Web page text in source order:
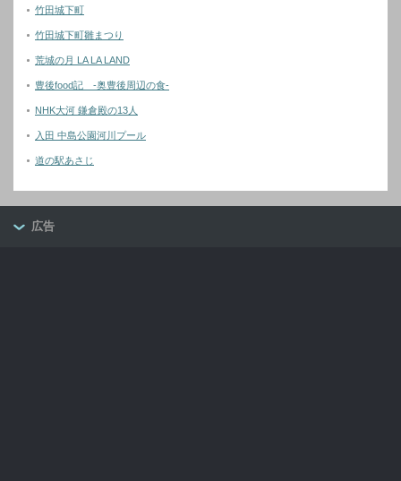
竹田城下町
竹田城下町雛まつり
荒城の月 LA LA LAND
豊後food記 -奥豊後周辺の食-
NHK大河 鎌倉殿の13人
入田 中島公園河川プール
道の駅あさじ
広告